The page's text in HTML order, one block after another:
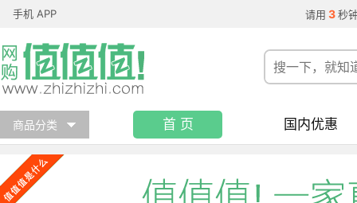
手机 APP 请用 3 秒
商品分类 首 页 国内优惠